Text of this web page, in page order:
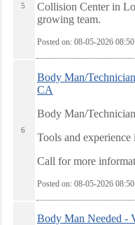
5
Collision Center in
growing team.
Posted on: 08-05-2026 08:50
6
Body Man/
CA
Body Man/
Tools and
Call for more
Posted on: 08-05-2026 08:50
Body Man Needed -